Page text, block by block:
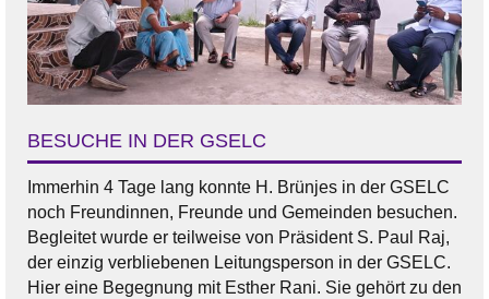
BESUCHE IN DER GSELC
Immerhin 4 Tage lang konnte H. Brünjes in der GSELC
noch Freundinnen, Freunde und Gemeinden besuchen.
Begleitet wurde er teilweise von Präsident S. Paul Raj,
der einzig verbliebenen Leitungsperson in der GSELC.
Hier eine Begegnung mit Esther Rani. Sie gehört zu den